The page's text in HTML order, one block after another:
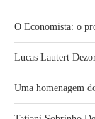
O Economista: o
Lucas Lautert
Uma homenagem